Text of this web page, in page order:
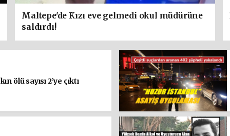
Maltepe'de Kızı eve gelmedi okul müdürüne
saldırdı!
ölü sayısı 2’ye çıktı